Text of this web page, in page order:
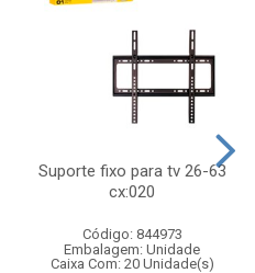
Suporte fixo para tv 26-63
cx:020
Código: 844973
Embalagem: Unidade
Caixa Com: 20 Unidade(s)